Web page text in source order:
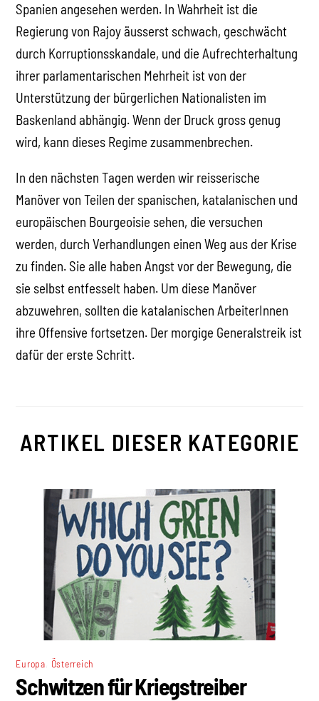
Spanien angesehen werden. In Wahrheit ist die
Regierung von Rajoy äusserst schwach, geschwächt
durch Korruptionsskandale, und die Aufrechterhaltung
ihrer parlamentarischen Mehrheit ist von der
Unterstützung der bürgerlichen Nationalisten im
Baskenland abhängig. Wenn der Druck gross genug
wird, kann dieses Regime zusammenbrechen.
In den nächsten Tagen werden wir reisserische
Manöver von Teilen der spanischen, katalanischen und
europäischen Bourgeoisie sehen, die versuchen
werden, durch Verhandlungen einen Weg aus der Krise
zu finden. Sie alle haben Angst vor der Bewegung, die
sie selbst entfesselt haben. Um diese Manöver
abzuwehren, sollten die katalanischen ArbeiterInnen
ihre Offensive fortsetzen. Der morgige Generalstreik ist
dafür der erste Schritt.
ARTIKEL DIESER KATEGORIE
Europa Österreich
Schwitzen für Kriegstreiber